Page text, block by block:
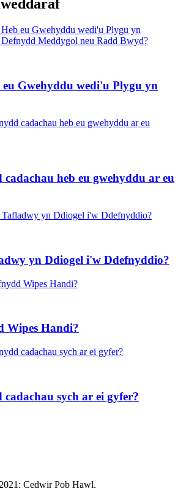
eu Gwehyddu wedi'u Plygu yn
heb eu gwehyddu ar eu
yn Ddiogel i'w Ddefnyddio?
Wipes Handi?
sych ar ei gyfer?
Cedwir Pob Hawl.